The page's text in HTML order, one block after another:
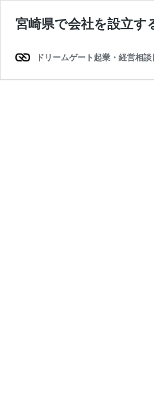
宮崎県で会社を設立す
ドリームゲート起業・経営相